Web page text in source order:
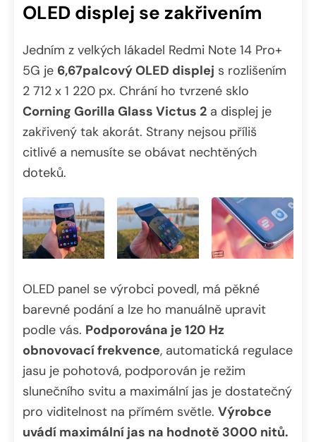
OLED displej se zakřivením
Jedním z velkých lákadel Redmi Note 14 Pro+
5G je 6,67palcový OLED displej s rozlišením
2 712 x 1 220 px. Chrání ho tvrzené sklo
Corning Gorilla Glass Victus 2 a displej je
zakřivený tak akorát. Strany nejsou příliš
citlivé a nemusíte se obávat nechtěných
doteků.
OLED panel se výrobci povedl, má pěkné
barevné podání a lze ho manuálně upravit
podle vás. Podporována je 120 Hz
obnovovací frekvence, automatická regulace
jasu je pohotová, podporován je režim
slunečního svitu a maximální jas je dostatečný
pro viditelnost na přímém světle. Výrobce
uvádí maximální jas na hodnotě 3000 nitů.